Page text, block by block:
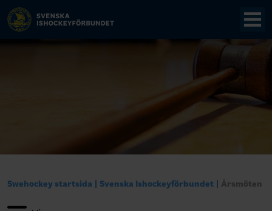
Swehockey startsida Svenska Ishockeyförbundet Årsmöten